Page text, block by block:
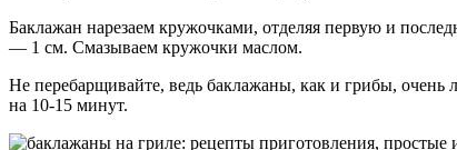
Баклажан нарезаем кружочками, отделяя первую и
— 1 см. Смазываем кружочки маслом.
Не перебарщивайте, ведь баклажаны, как и грибы, очень
на 10-15 минут.